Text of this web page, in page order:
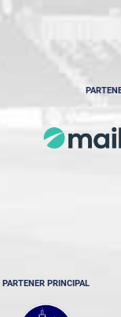
PARTENER PRINCIPAL